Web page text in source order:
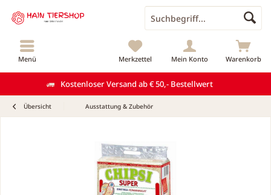
Kostenloser Versand ab € 50,- Bestellwert
Menü Warenkorb
Merkzettel Mein Konto
Übersicht Ausstattung & Zubehör